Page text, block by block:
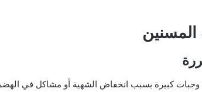
المسنين
كبيرة بسبب انخفاض الشهية أو مشاكل في